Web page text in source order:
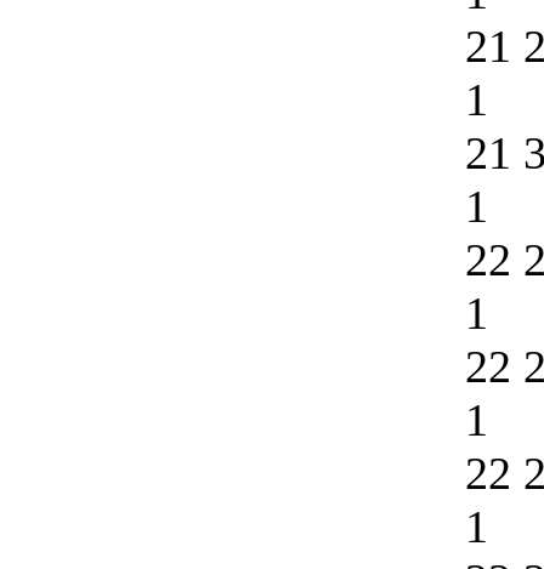
21
1
21
1
22
1
22
1
22
1